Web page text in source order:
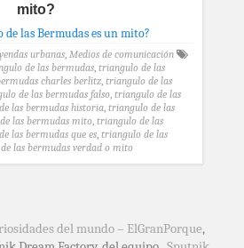
mito?
urbanas, Medios de comunicación
de las bermudas, triangulo de las
charles berlitz, triangulo de las
de las bermudas falso, triangulo de las
las bermudas historia, triangulo de las
las bermudas mito, triangulo de las
las bermudas que es, triangulo de las
las bermudas verdad o mito
del mundo – ElGranPorque,